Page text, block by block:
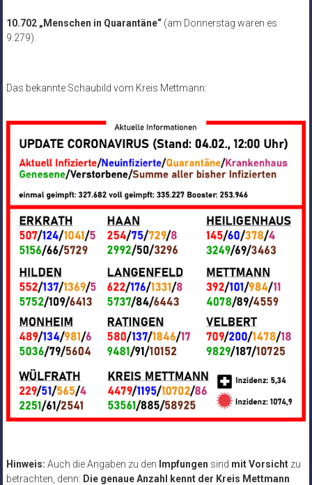
10.702 „Menschen in Quarantäne“ (am Donnerstag waren es
9.279).
Das bekannte Schaubild vom Kreis Mettmann:
Hinweis: Auch die Angaben zu den Impfungen sind mit Vorsichtzu
betrachten, denn: Die genaue Anzahl kennt der Kreis Mettmann